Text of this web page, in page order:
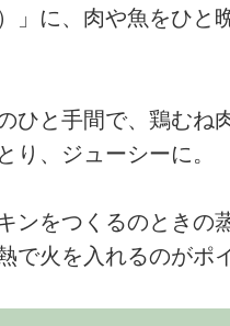
」に、肉や魚をひと
ひと手間で、鶏むね
り、ジューシーに。
ンをつくるのときの
で火を入れるのがポ